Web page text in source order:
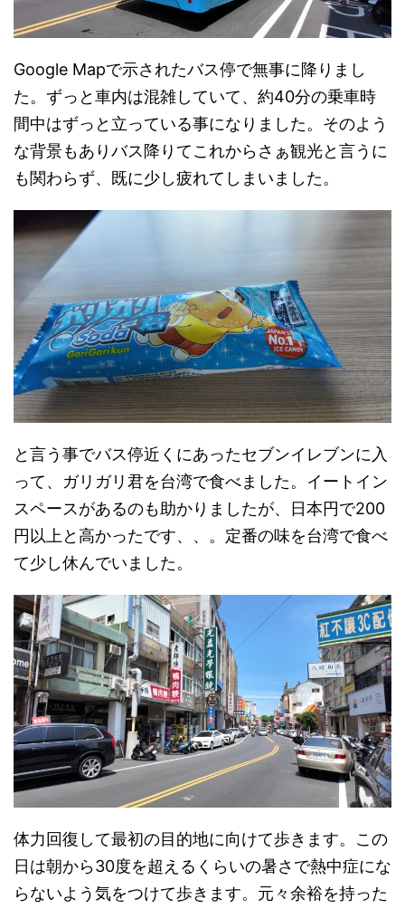
Google Mapで示されたバス停で無事に降りまし
た。ずっと車内は混雑していて、約40分の乗車時
間中はずっと立っている事になりました。そのよう
な背景もありバス降りてこれからさぁ観光と言うに
も関わらず、既に少し疲れてしまいました。
と言う事でバス停近くにあったセブンイレブンに入
って、ガリガリ君を台湾で食べました。イートイン
スペースがあるのも助かりましたが、日本円で200
円以上と高かったです、、。定番の味を台湾で食べ
て少し休んでいました。
体力回復して最初の目的地に向けて歩きます。この
日は朝から30度を超えるくらいの暑さで熱中症にな
らないよう気をつけて歩きます。元々余裕を持った